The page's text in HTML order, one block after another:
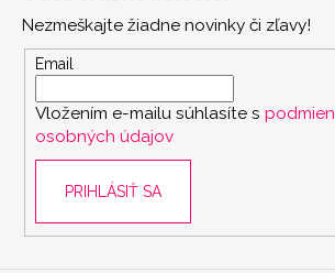
Nezmeškajte žiadne novinky či zľavy!
Email
Vložením e-mailu súhlasíte s
osobných údajov
PRIHLÁSIŤ SA